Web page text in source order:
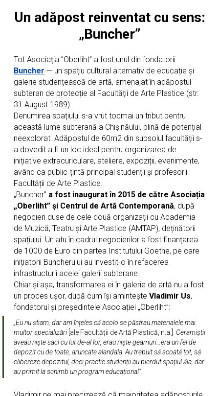
Un adăpost reinventat cu sens:
„Buncher”
Tot Asociația ”Oberliht” a fost unul din fondatorii
Buncher — un spațiu cultural alternativ de educație și
galerie studențească de artă, amenajat în adăpostul
subteran de protecție al Facultății de Arte Plastice (str.
31 August 1989).
Denumirea spațiului s-a vrut tocmai un tribut pentru
această lume subterană a Chișinăului, plină de potențial
neexplorat. Adăpostul de 60m2 din subsolul facultății s-
a dovedit a fi un loc ideal pentru organizarea de
inițiative extracuriculare, ateliere, expoziții, evenimente,
având ca public-țintă principal studenții și profesorii
Facultății de Arte Plastice.
„Buncher” a fost inaugurat în 2015 de către Asociația
„Oberliht” și Centrul de Artă Contemporană, după
negocieri duse de cele două organizații cu Academia
de Muzică, Teatru şi Arte Plastice (AMTAP), deținătorii
spațiului. Un atu în cadrul negocierilor a fost finanțarea
de 1000 de Euro din partea Institutului Goethe, pe care
inițiatorii Buncherului au investit-o în refacerea
infrastructurii acelei galerii subterane.
Chiar și așa, transformarea ei în galerie de artă nu a fost
un proces ușor, după cum își amintește Vladimir Us,
fondatorul și președintele Asociației „Oberliht”:
„Eu nu știam, dar am înțeles că acolo se păstrau materialele mai
multor specializări [ale Facultății de Artă Plastică, n.a.].
Ceramiștii
aveau niște saci cu lut de-al lor, erau niște geamuri…era un fel de
depozit cu de toate, aruncate alandala. Au trebuit să scoată tot, să
elibereze depozitul, deci practic studenții au pierdut spațiul ăla, dar
au primit la schimb un program educațional”.